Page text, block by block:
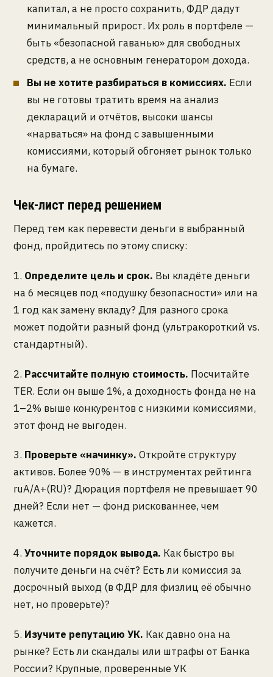
капитал, а не просто сохранить, ФДР дадут
минимальный прирост. Их роль в портфеле —
быть «безопасной гаванью» для свободных
средств, а не основным генератором дохода.
Вы не хотите разбираться в комиссиях. Если
вы не готовы тратить время на анализ
деклараций и отчётов, высоки шансы
«нарваться» на фонд с завышенными
комиссиями, который обгоняет рынок только
на бумаге.
Чек-лист перед решением
Перед тем как перевести деньги в выбранный
фонд, пройдитесь по этому списку:
1. Определите цель и срок. Вы кладёте деньги
на 6 месяцев под «подушку безопасности» или на
1 год как замену вкладу? Для разного срока
может подойти разный фонд (ультракороткий vs.
стандартный).
2. Рассчитайте полную стоимость. Посчитайте
TER. Если он выше 1%, а доходность фонда не на
1–2% выше конкурентов с низкими комиссиями,
этот фонд не выгоден.
3. Проверьте «начинку». Откройте структуру
активов. Более 90% — в инструментах рейтинга
ruA/А+(RU)? Дюрация портфеля не превышает 90
дней? Если нет — фонд рискованнее, чем
кажется.
4. Уточните порядок вывода. Как быстро вы
получите деньги на счёт? Есть ли комиссия за
досрочный выход (в ФДР для физлиц её обычно
нет, но проверьте)?
5. Изучите репутацию УК. Как давно она на
рынке? Есть ли скандалы или штрафы от Банка
России? Крупные, проверенные УК